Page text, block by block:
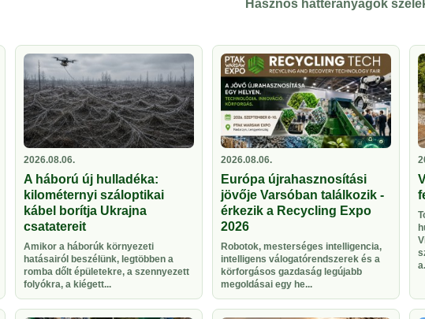
Hasznos háttéranyagok
2026.08.06.
A háború új hulladéka:
kilométernyi száloptikai
kábel borítja Ukrajna
csatatereit
Amikor a háborúk környezeti
hatásairól beszélünk, legtöbben a
romba dőlt épületekre, a szennyezett
folyókra, a kiégett...
2026.08.06.
Európa újrahasznosítási
jövője Varsóban találkozik -
érkezik a Recycling Expo
2026
Robotok, mesterséges intelligencia,
intelligens válogatórendszerek és a
körforgásos gazdaság legújabb
megoldásai egy he...